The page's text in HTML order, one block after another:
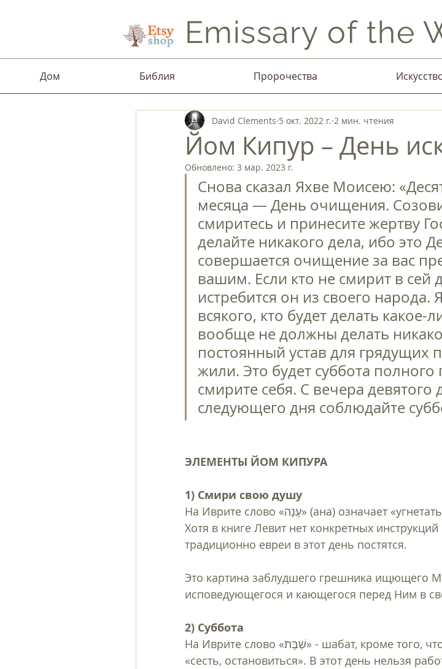
Emissary of the
Дом Библия Пророчества
Йом Кипур – День
David Clements 5 окт. 2022 г. 2 мин. чтения
Обновлено: 3 мар. 2023 г.
Снова сказал Яхве Моисею:
месяца — День очищения.
смиритесь и принесите жертву
делайте никакого дела, ибо это
совершается очищение за вас
вашим. Если кто не смирит в сей
истребится он из своего народа.
всякого, кто будет делать
вообще не должны делать
постоянный устав для грядущих
жили. Это будет суббота полного
смирите себя. С вечера девятого
следующего дня соблюдайте
ЭЛЕМЕНТЫ ЙОМ КИПУРА
1) Смири свою душу
На Иврите слово «עָנָה» (ана) означает «угнетать, смирять, сокрушаться, сгибаться».
Хотя в книге Левит нет конкретных
традиционно евреи в этот день постятся.
Это картина заблудшего грешника ищющего
исповедующегося и кающегося перед Ним в
2) Суббота
На Иврите слово «שַׁבָּת» - шабат, кроме того, что это день отдыха, также означает
«сесть, остановиться». В этот день нельзя